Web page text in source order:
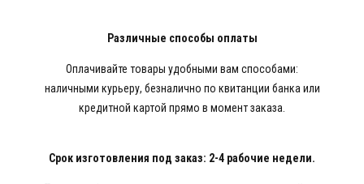
Различные способы оплаты
Оплачивайте товары удобными вам способами:
наличными курьеру, безналично по квитанции банка или
кредитной картой прямо в момент заказа.
Срок изготовления под заказ: 2-4 рабочие недели.